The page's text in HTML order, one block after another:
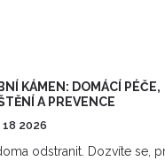
KÁMEN: DOMÁCÍ PÉČE,
A PREVENCE
18 2026
odstranit. Dozvíte se,